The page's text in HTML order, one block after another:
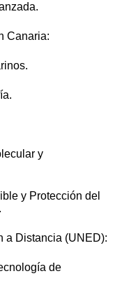
Canaria:
y
y Protección del
a Distancia (UNED):
de